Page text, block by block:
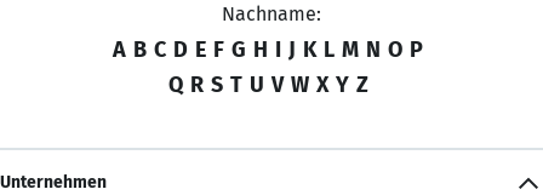
Nachname:
A B C D E F G H I J K L M N O P
Q R S T U V W X Y Z
Unternehmen